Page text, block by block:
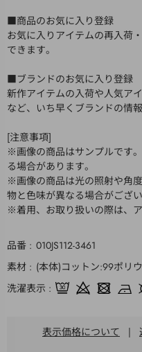
■商品のお気に入り登録
お気に入りアイテムの再入荷
できます。
■ブランドのお気に入り登録
新作アイテムの入荷や人気ア
など、いち早くブランドの情
[注意事項]
※画像の商品はサンプルです
る場合があります。
※画像の商品は光の照射や角
物と色味が異なる場合がござい
※着用、お取り扱いの際は、
品番
010JS112-3461
素材
(本体)コットン:99ポリ
洗濯表示
表示価格について |